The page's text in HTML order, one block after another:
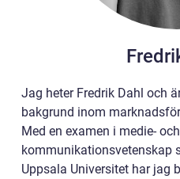
Jag heter Fredrik Dahl och
bakgrund inom
Med en examen i medie- och
kommunikationsvetenskap
Uppsala Universitet har jag